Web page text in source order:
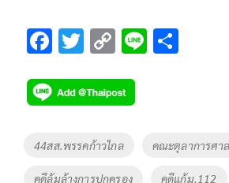
F
e
b
o
o
T
tt
er
C
p
y
Li
Li
Tags
44สส.พรรคก้าวไกล คณะตุลาการศา
คดีล้มล้างการปกครอง คดีแก้ม.112